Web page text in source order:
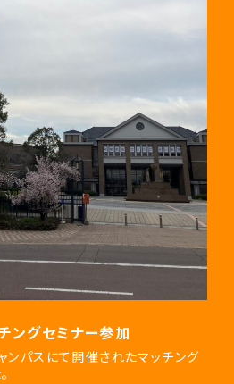
グセミナー参加
パスにて開催されたマッチング